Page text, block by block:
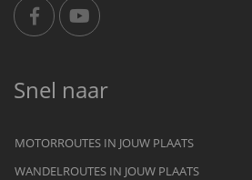
Snel naar
MOTORROUTES IN JOUW PLAATS
WANDELROUTES IN JOUW PLAATS